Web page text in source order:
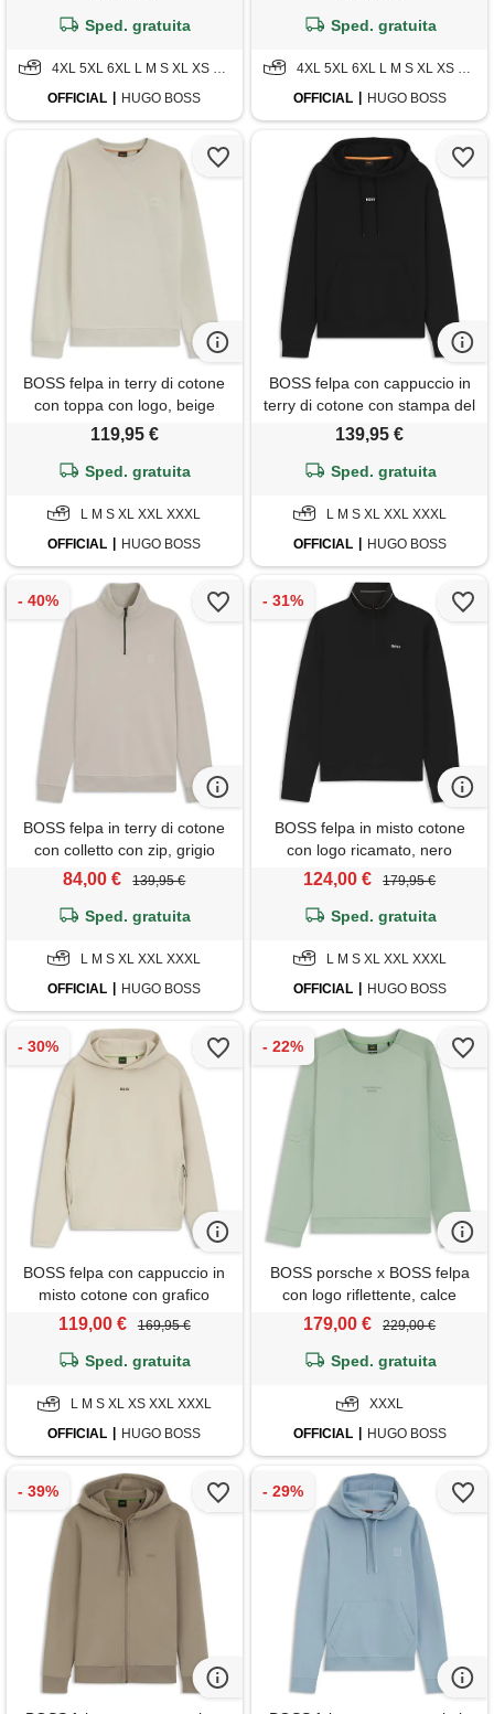
Sped. gratuita
4XL 5XL 6XL L M S XL XS XXL XXXL
OFFICIAL
HUGO BOSS
Sped. gratuita
4XL 5XL 6XL L M S XL XS XXL XXXL
OFFICIAL
HUGO BOSS
BOSS felpa in terry di cotone
con toppa con logo, beige
chiaro
119,95 €
Sped. gratuita
L M S XL XXL XXXL
OFFICIAL
HUGO BOSS
BOSS felpa con cappuccio in
terry di cotone con stampa del
logo, nero
139,95 €
Sped. gratuita
L M S XL XXL XXXL
OFFICIAL
HUGO BOSS
BOSS felpa in terry di cotone
con colletto con zip, grigio
chiaro
84,00 € 139,95 €
Sped. gratuita
L M S XL XXL XXXL
OFFICIAL
HUGO BOSS
BOSS felpa in misto cotone
con logo ricamato, nero
124,00 € 179,95 €
Sped. gratuita
L M S XL XXL XXXL
OFFICIAL
HUGO BOSS
BOSS felpa con cappuccio in
misto cotone con grafico
riflettente, beige chiaro
119,00 € 169,95 €
Sped. gratuita
L M S XL XS XXL XXXL
OFFICIAL
HUGO BOSS
BOSS porsche x BOSS felpa
con logo riflettente, calce
179,00 € 229,00 €
Sped. gratuita
XXXL
OFFICIAL
HUGO BOSS